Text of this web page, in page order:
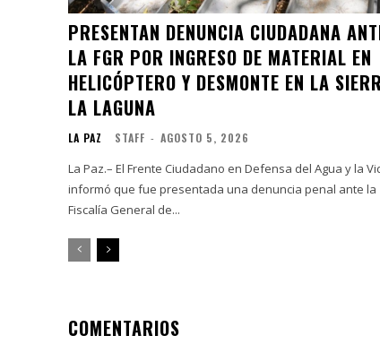
PRESENTAN DENUNCIA CIUDADANA
LA FGR POR INGRESO DE MATERIAL EN
HELICÓPTERO Y DESMONTE EN LA
LA LAGUNA
LA PAZ STAFF - AGOSTO 5, 2026
La Paz.– El Frente Ciudadano en Defensa del Agua y la
informó que fue presentada una denuncia penal ante la
Fiscalía General de...
COMENTARIOS